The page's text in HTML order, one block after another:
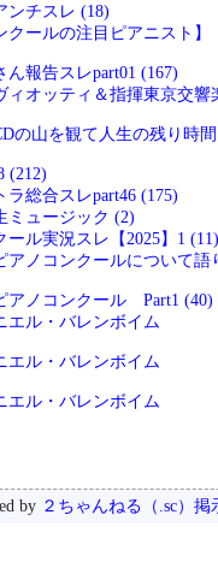
ンチスレ (18)
クールの注目ピアニスト】
ん報告スレpart01 (167)
ィオッティ＆指揮東京交響
の山を観て人生の残り時間
(212)
ラ総合スレpart46 (175)
ミュージック (2)
ール実況スレ【2025】1 (11)
アノコンクールについて語
アノコンクール Part1 (40)
エル・バレンボイム
エル・バレンボイム
エル・バレンボイム
by ２ちゃんねる（.sc）掲